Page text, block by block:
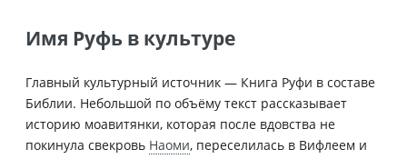
Имя Руфь в культуре
Главный культурный источник — Книга Руфи в составе
Библии. Небольшой по объёму текст рассказывает
историю моавитянки, которая после вдовства не
покинула свекровь Наоми, переселилась в Вифлеем и